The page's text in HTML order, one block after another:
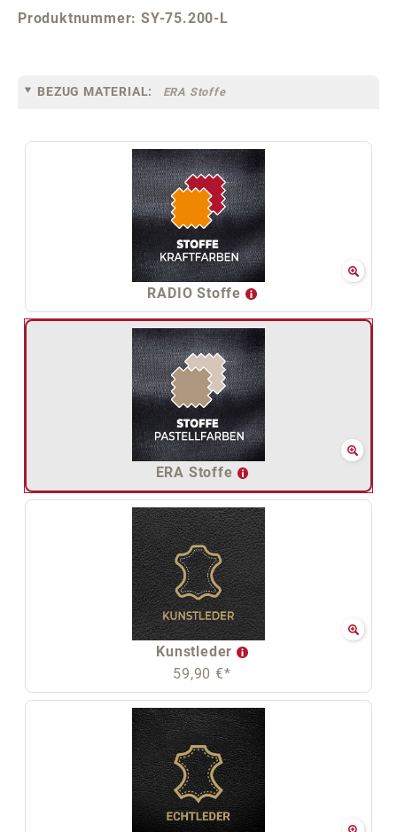
Produktnummer:SY-75.200-L
BEZUG MATERIAL: ERA Stoffe
RADIO Stoffe
ERA Stoffe
Kunstleder
59,90 €*